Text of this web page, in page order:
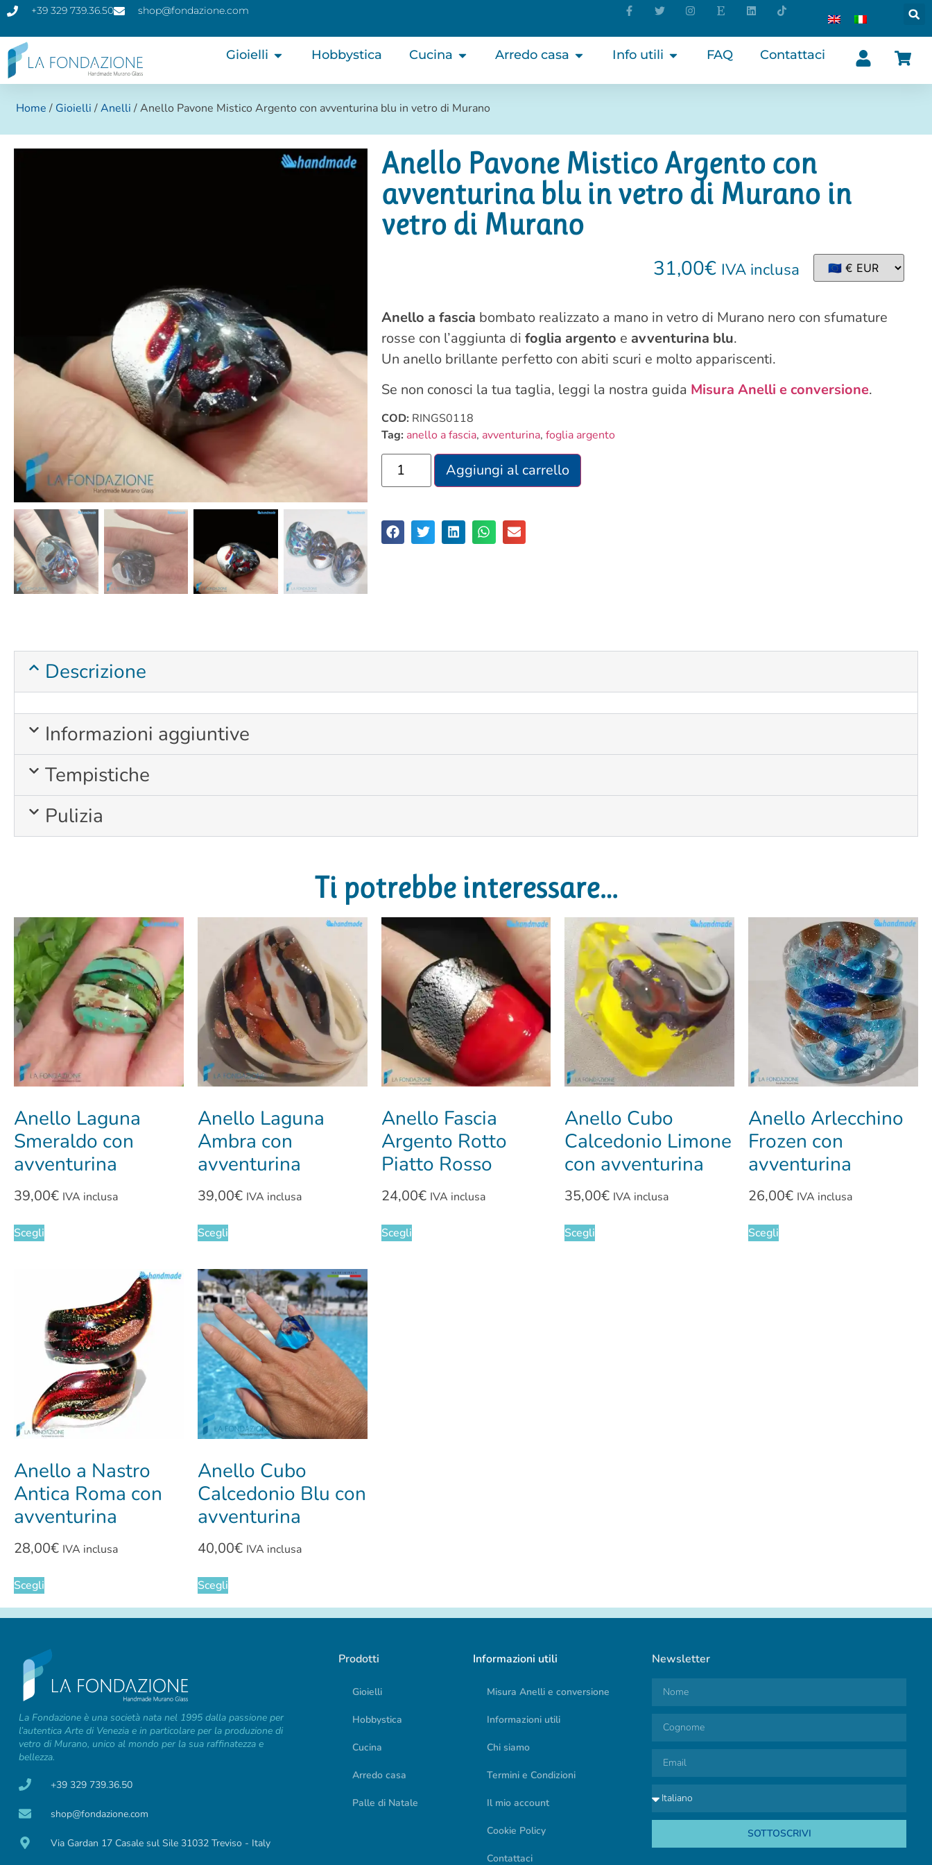
+39 329 739.36.50 shop@fondazione.com
Gioielli Hobbystica Cucina Arredo casa Info utili FAQ Contattaci
Home / Gioielli /Anelli / Anello Pavone Mistico Argento con avventurina blu in vetro di Murano
Anello Pavone Mistico Argento con
avventurina blu in vetro di Murano in
vetro di Murano
31,00€ IVA inclusa
Anello a fascia bombato realizzato a mano in vetro di Murano nero con sfumature
rosse con l’aggiunta di foglia argento e avventurina blu.
Un anello brillante perfetto con abiti scuri e molto appariscenti.
Se non conosci la tua taglia, leggi la nostra guida Misura Anelli e conversione.
COD: RINGS0118
Tag: anello a fascia, avventurina, foglia argento
Aggiungi al carrello
Descrizione
Informazioni aggiuntive
Tempistiche
Pulizia
Ti potrebbe interessare…
Anello Laguna
Smeraldo con
avventurina
39,00€ IVA inclusa
Scegli
Anello Laguna
Ambra con
avventurina
39,00€ IVA inclusa
Scegli
Anello Fascia
Argento Rotto
Piatto Rosso
24,00€ IVA inclusa
Scegli
Anello Cubo
Calcedonio Limone
con avventurina
35,00€ IVA inclusa
Scegli
Anello Arlecchino
Frozen con
avventurina
26,00€ IVA inclusa
Scegli
Anello a Nastro
Antica Roma con
avventurina
28,00€ IVA inclusa
Scegli
Anello Cubo
Calcedonio Blu con
avventurina
40,00€ IVA inclusa
Scegli
La Fondazione è una società nata nel 1995 dalla passione per
l’autentica Arte di Venezia e in particolare per la produzione di
vetro di Murano, unico al mondo per la sua raffinatezza e
bellezza.
+39 329 739.36.50
shop@fondazione.com
Via Gardan 17 Casale sul Sile 31032 Treviso - Italy
Prodotti
Gioielli
Hobbystica
Cucina
Arredo casa
Palle di Natale
Informazioni utili
Misura Anelli e conversione
Informazioni utili
Chi siamo
Termini e Condizioni
Il mio account
Cookie Policy
Contattaci
Newsletter
SOTTOSCRIVI